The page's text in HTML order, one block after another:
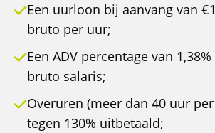
Een uurloon bij aanvang van
bruto per uur;
Een ADV percentage van
bruto salaris;
Overuren (meer dan 40 uur
tegen 130% uitbetaald;